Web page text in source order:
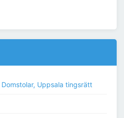
Domstolar, Uppsala tingsrätt